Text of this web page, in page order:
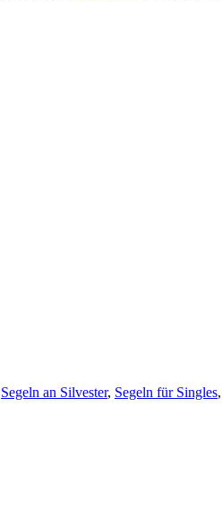
Segeln an Silvester, Segeln für Singles,